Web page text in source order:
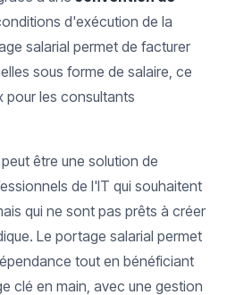
d'exécution de la
salarial permet de facturer
sous forme de salaire, ce
pour les consultants
être une solution de
de l'IT qui souhaitent
qui ne sont pas prêts à créer
Le portage salarial permet
tout en bénéficiant
clé en main, avec une gestion